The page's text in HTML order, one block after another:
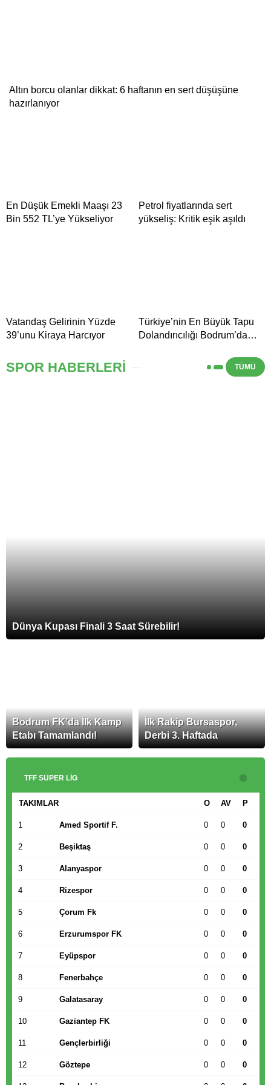
Altın borcu olanlar dikkat: 6 haftanın en sert düşüşüne
hazırlanıyor
En Düşük Emekli Maaşı 23
Bin 552 TL’ye Yükseliyor
Petrol fiyatlarında sert
yükseliş: Kritik eşik aşıldı
Vatandaş Gelirinin Yüzde
39’unu Kiraya Harcıyor
Türkiye’nin En Büyük Tapu
Dolandırıcılığı Bodrum’da
SPOR HABERLERİ TÜMÜ
Dünya Kupası Finali 3 Saat Sürebilir!
Bodrum FK’da İlk Kamp
Etabı Tamamlandı!
İlk Rakip Bursaspor,
Derbi 3. Haftada
TFF SÜPER LIG
TAKIMLAR O AV P
1 Amed Sportif F. 0 0 0
2 Beşiktaş 0 0 0
3 Alanyaspor 0 0 0
4 Rizespor 0 0 0
5 Çorum Fk 0 0 0
6 Erzurumspor FK 0 0 0
7 Eyüpspor 0 0 0
8 Fenerbahçe 0 0 0
9 Galatasaray 0 0 0
10 Gaziantep FK 0 0 0
11 Gençlerbirliği 0 0 0
12 Göztepe 0 0 0